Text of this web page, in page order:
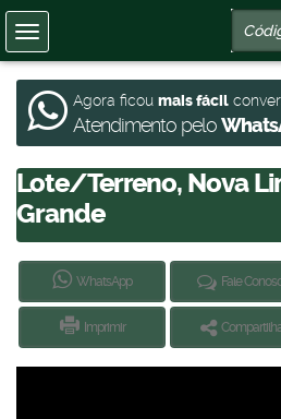
Agora ficou mais fácil
Atendimento pelo
Lote/Terreno, Nova
Grande
WhatsApp Fale
Imprimir